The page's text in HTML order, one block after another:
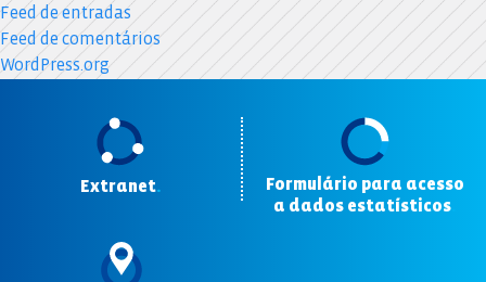
Feed de entradas
Feed de comentários
WordPress.org
Extranet.
Formulário para acesso
a dados estatísticos